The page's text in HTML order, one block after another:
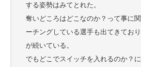
する姿勢はみてとれた。
奪いどころはどこなのか？って事に
ーチングしている選手も出てきてお
が続いている。
でもどこでスイッチを入れるのか？